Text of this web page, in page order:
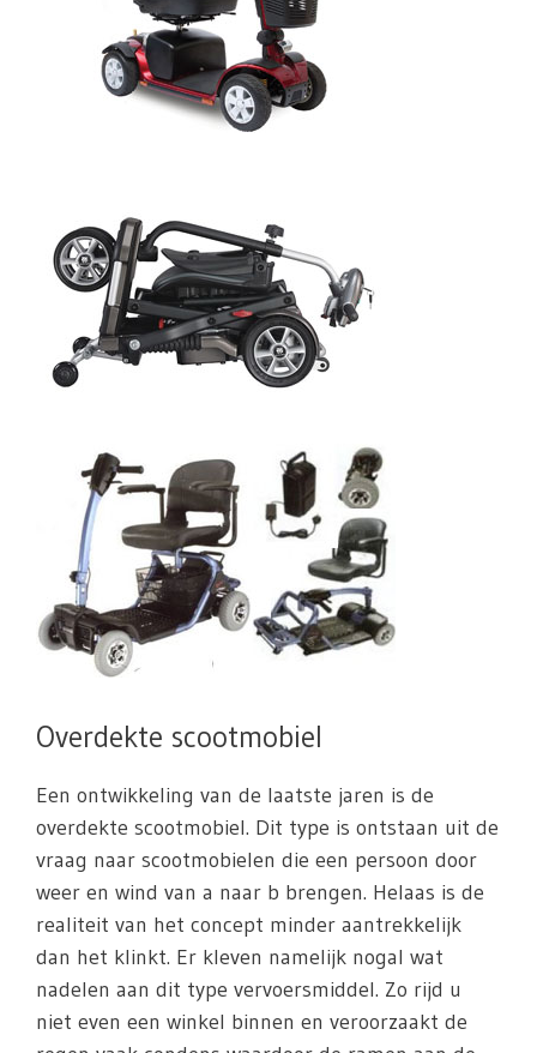
Overdekte scootmobiel
Een ontwikkeling van de laatste jaren is de
overdekte scootmobiel. Dit type is ontstaan uit de
vraag naar scootmobielen die een persoon door
weer en wind van a naar b brengen. Helaas is de
realiteit van het concept minder aantrekkelijk
dan het klinkt. Er kleven namelijk nogal wat
nadelen aan dit type vervoersmiddel. Zo rijd u
niet even een winkel binnen en veroorzaakt de